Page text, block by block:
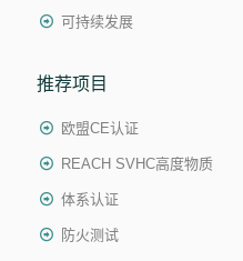
可持续发展
推荐项目
欧盟CE认证
REACH SVHC高度物质
体系认证
防火测试